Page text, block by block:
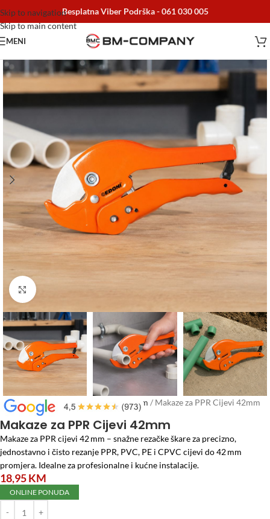
Skip to navigation
Skip to main content
Besplatna Viber Podrška -061 030 005
MENI
Click to enlarge
Početna/Vodomaterijal /PPR program / Makaze za PPR Cijevi 42mm
Makaze za PPR Cijevi 42mm
Makaze za PPR cijevi 42 mm – snažne rezačke škare za precizno,
jednostavno i čisto rezanje PPR, PVC, PE i CPVC cijevi do 42 mm
promjera. Idealne za profesionalne i kućne instalacije.
18,95KM
ONLINE PONUDA